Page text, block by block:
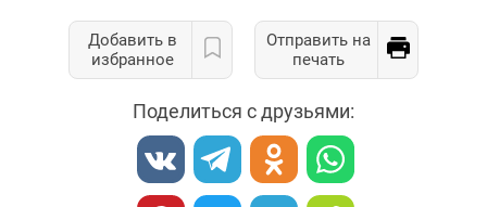
Добавить в
избранное
Отправить на
печать
Поделиться с друзьями: